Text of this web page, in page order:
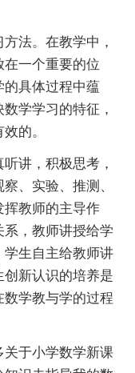
法。在教学中，
一个重要的位
的具体过程中蕴
学学习的特征，
的。
讲，积极思考，
、实验、推测、
挥教师的主导作
，教师讲授给学
生自主给教师讲
新认识的培养是
学教与学的过程
于小学数学新课